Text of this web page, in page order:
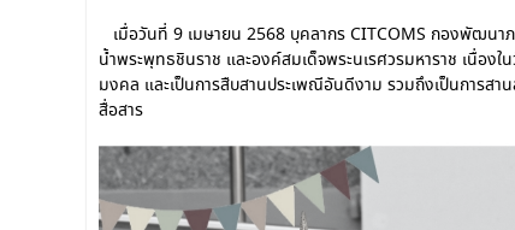
เมื่อวันที่ 9 เมษายน 2568 บุคลากร CITCOMS กองพัฒนาภ
น้ำพระพุทธชินราช และองค์สมเด็จพระนเรศวรมหาราช เนื่องใ
มงคล และเป็นการสืบสานประเพณีอันดีงาม รวมถึงเป็นการสา
สื่อสาร